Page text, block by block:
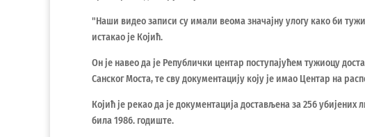
"Наши видео записи су имали веома значајну улогу како би
истакао је Којић.
Он је навео да је Републички центар поступајућем тужиоцу
Санског Моста, те сву документацију коју је имао Центар на
Којић је рекао да је документација достављена за 256
била 1986. годиште.